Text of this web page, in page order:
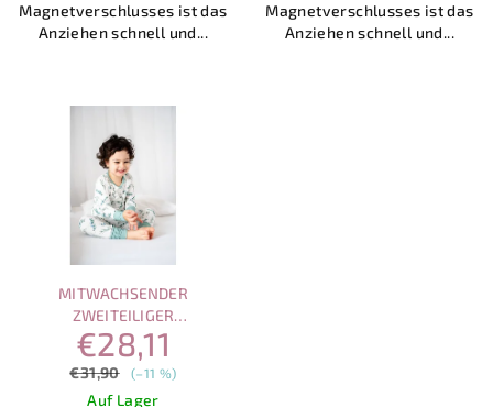
Magnetverschlusses ist das
Anziehen schnell und...
Magnetverschlusses ist das
Anziehen schnell und...
MITWACHSENDER
ZWEITEILIGER
BAMBUSPYJAMA –
EUCALYPTUS
€28,11
€31,90 (–11 %)
Auf Lager